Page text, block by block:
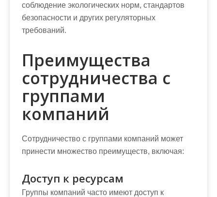
соблюдение экологических норм, стандартов
безопасности и других регуляторных
требований.
Преимущества
сотрудничества с
группами
компаний
Сотрудничество с группами компаний может
принести множество преимуществ, включая:
Доступ к ресурсам
Группы компаний часто имеют доступ к